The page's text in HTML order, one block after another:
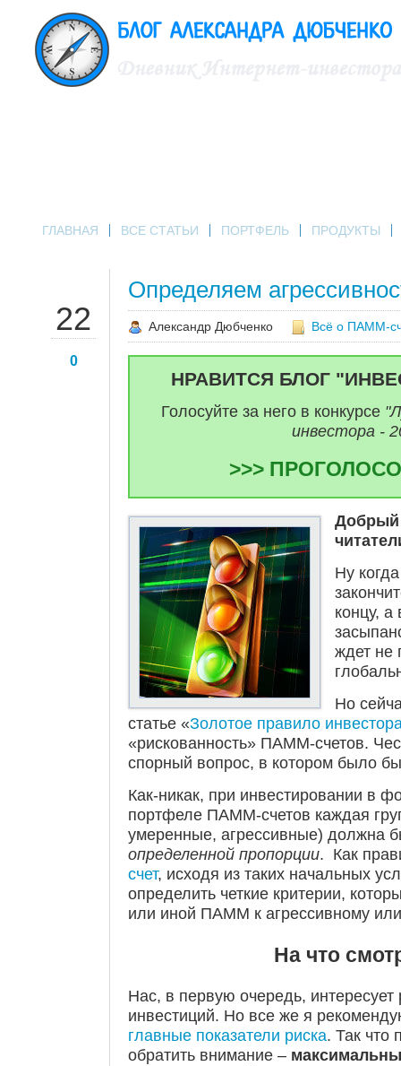
ГЛАВНАЯ ВСЕ СТАТЬИ ПОРТФЕЛЬ ПРОДУКТЫ
22
0
Определяем
Александр Дюбченко Всё о ПАММ-
НРАВИТСЯ БЛОГ
Голосуйте за него в конкурсе
инвестора -
>>>
Добрый
Ну
концу, а
ждет не
Но
статье «Золотое правило
«рискованность» ПАММ-счетов.
спорный вопрос, в котором было
Как-никак, при инвестировании в
портфеле ПАММ-счетов каждая
умеренные, агрессивные) должна
определенной пропорции. Как
счет, исходя из таких начальных
определить четкие критерии,
или иной ПАММ к агрессивному
На что
Нас, в первую очередь, интересует
инвестиций. Но все же я
главные показатели риска. Так что
обратить внимание –